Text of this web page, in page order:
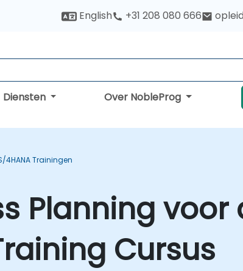
English +31 208 080 666
Diensten Over NobleProg
4HANA Trainingen
Planning voor
Cursus